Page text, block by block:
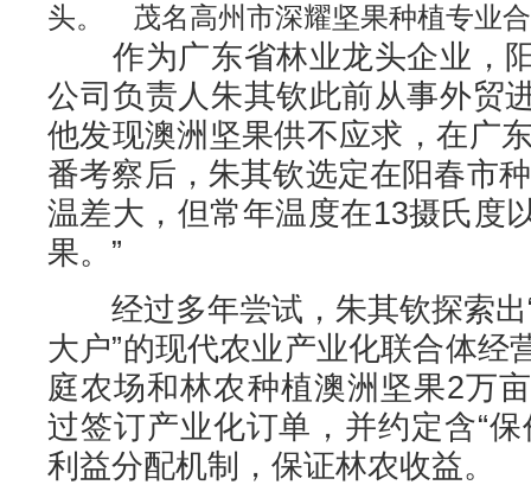
头。 茂名高州市深耀坚果种植专业
作为广东省林业龙头企业，
公司负责人朱其钦此前从事外贸
他发现澳洲坚果供不应求，在广
番考察后，朱其钦选定在阳春市
温差大，但常年温度在13摄氏度
果。”
经过多年尝试，朱其钦探索出
大户”的现代农业产业化联合体经
庭农场和林农种植澳洲坚果2万
过签订产业化订单，并约定含“
利益分配机制，保证林农收益。